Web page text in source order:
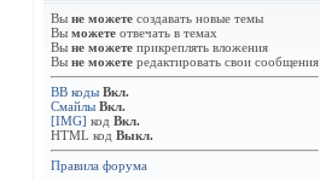
Вы не можете создавать новые темы
Вы можете отвечать в темах
Вы не можете прикреплять вложения
Вы не можете редактировать свои сообщения
BB коды Вкл.
Смайлы Вкл.
[IMG] код Вкл.
HTML код Выкл.
Правила форума